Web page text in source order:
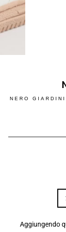
NERO
Aggiungendo